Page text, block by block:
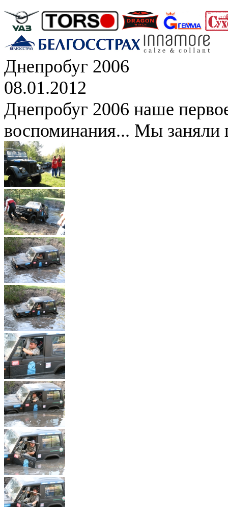
Днепробуг 2006
08.01.2012
Днепробуг 2006 наше
воспоминания... Мы заняли